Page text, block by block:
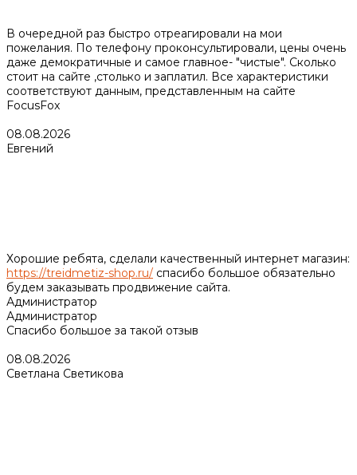
В очередной раз быстро отреагировали на мои
пожелания. По телефону проконсультировали, цены очень
даже демократичные и самое главное- "чистые". Сколько
стоит на сайте ,столько и заплатил. Все характеристики
соответствуют данным, представленным на сайте
FocusFox
08.08.2026
Евгений
Хорошие ребята, сделали качественный интернет магазин:
https://treidmetiz-shop.ru/ спасибо большое обязательно
будем заказывать продвижение сайта.
Администратор
Администратор
Спасибо большое за такой отзыв
08.08.2026
Светлана Светикова